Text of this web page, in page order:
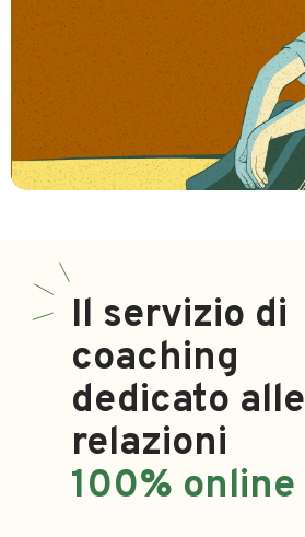
Il servizio di
coaching
dedicato alle
relazioni
100% online